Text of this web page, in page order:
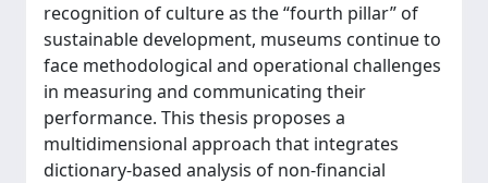
recognition of culture as the “fourth pillar” of
sustainable development, museums continue to
face methodological and operational challenges
in measuring and communicating their
performance. This thesis proposes a
multidimensional approach that integrates
dictionary-based analysis of non-financial